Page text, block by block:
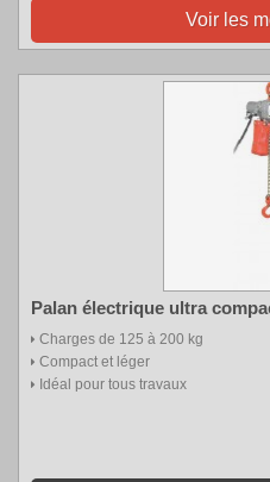
Voir les
Palan électrique ultra
Charges de 125 à 200 kg
Compact et léger
Idéal pour tous travaux